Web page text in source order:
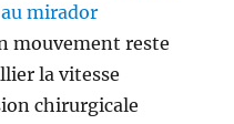
mirador
mouvement reste
la vitesse
chirurgicale